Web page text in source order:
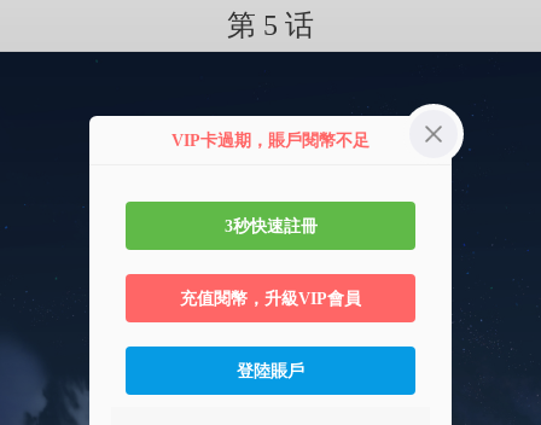
第 5 话
VIP卡過期，賬戶閱幣不足
3秒快速註冊
充值閱幣，升級VIP會員
登陸賬戶